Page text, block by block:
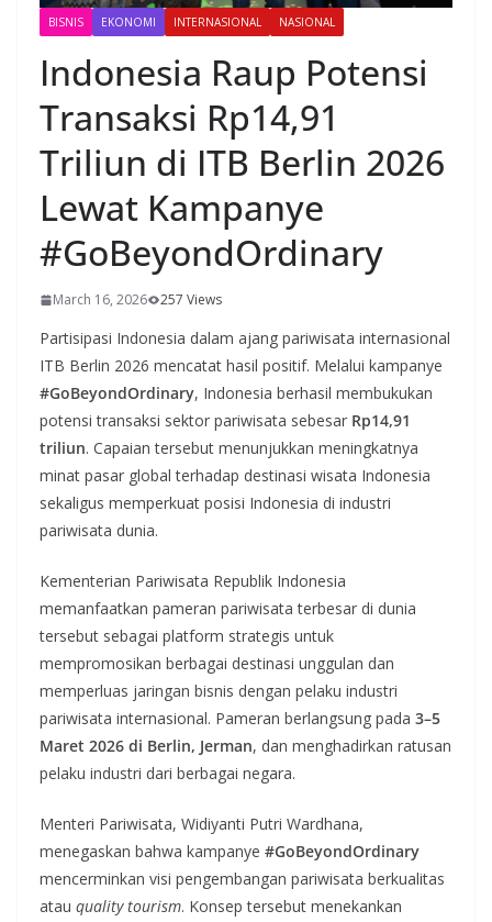
BISNIS EKONOMI INTERNASIONAL NASIONAL
Indonesia Raup Potensi
Transaksi Rp14,91
Triliun di ITB Berlin 2026
Lewat Kampanye
#GoBeyondOrdinary
March 16, 2026 257 Views
Partisipasi Indonesia dalam ajang pariwisata internasional
ITB Berlin 2026 mencatat hasil positif. Melalui kampanye
#GoBeyondOrdinary, Indonesia berhasil membukukan
potensi transaksi sektor pariwisata sebesar Rp14,91
triliun. Capaian tersebut menunjukkan meningkatnya
minat pasar global terhadap destinasi wisata Indonesia
sekaligus memperkuat posisi Indonesia di industri
pariwisata dunia.
Kementerian Pariwisata Republik Indonesia
memanfaatkan pameran pariwisata terbesar di dunia
tersebut sebagai platform strategis untuk
mempromosikan berbagai destinasi unggulan dan
memperluas jaringan bisnis dengan pelaku industri
pariwisata internasional. Pameran berlangsung pada 3–5
Maret 2026 di Berlin, Jerman, dan menghadirkan ratusan
pelaku industri dari berbagai negara.
Menteri Pariwisata, Widiyanti Putri Wardhana,
menegaskan bahwa kampanye #GoBeyondOrdinary
mencerminkan visi pengembangan pariwisata berkualitas
atau quality tourism. Konsep tersebut menekankan